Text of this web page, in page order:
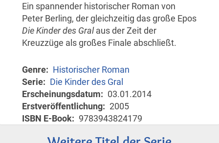
Ein spannender historischer Roman von
Peter Berling, der gleichzeitig das große Epos
Die Kinder des Gralaus der Zeit der
Kreuzzüge als großes Finale abschließt.
Genre
Historischer Roman
Serie
Die Kinder des Gral
Erscheinungsdatum
03.01.2014
Erstveröffentlichung
2005
ISBN E-Book
9783943824179